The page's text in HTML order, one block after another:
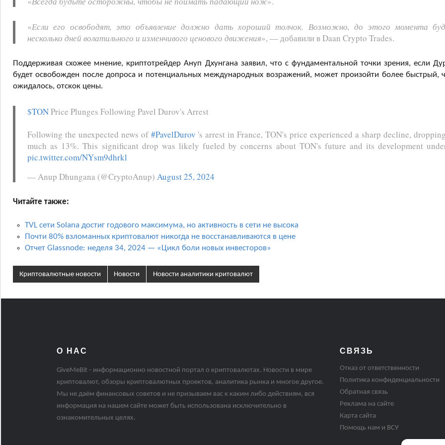
«Если его освободят, это объявление должно дать хороший толчок. Возможно, до этого момента
несколько дней волатильного и изменчивого ценового движения», — добавили в Daan Crypto Trades.
Поддерживая схожее мнение, криптотрейдер Ануп Дхунгана заявил, что с фундаментальной точки зрения, если
будет освобожден после допроса и потенциальных международных возражений, может произойти более быстрый,
ожидалось, отскок цены.
$TONPrice Plunges Following Pavel Durov's Arrest
Following the unexpected news of#PavelDurov 's arrest in France, TON's price experienced a sharp decline,
much as 13%. This significant drop was likely fueled by concerns about TON's future and its development
pic.twitter.com/NYsm9dhrkl
— Anup Dhungana (@CryptoAnup) August 25, 2024
Читайте также:
TVL сети Solana достиг годового максимума, но активность в сети не высока
Почти 80% взломанных криптовалют никогда не восстанавливаются в цене
Отчет Glassnode: неделя 34, 2024 — «Цикл боли новых инвесторов»
Криптовалютные новости Новости Новости аналитики критовалют
О НАС
GiveMeBit - информационно новостной портал о криптовалютах. Новости в мире
криптовалют, обзоры криптовалютных проектов, аналитика рынка и многое другое.
Мы не даём финансовых советов и не призываем вас к каким либо действиям, вся
информация на нашем сайте может быть использована исключительно в
ознакомительных целях.
СВЯЗЬ
Отказ от ответственности
Политика конфиденциальности
Обратная связь
Реклама на сайте
Карта сайта
Помощь нам и ВСУ